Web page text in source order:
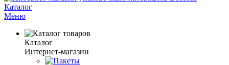
Каталог
Меню
Каталог
Интернет-магазин